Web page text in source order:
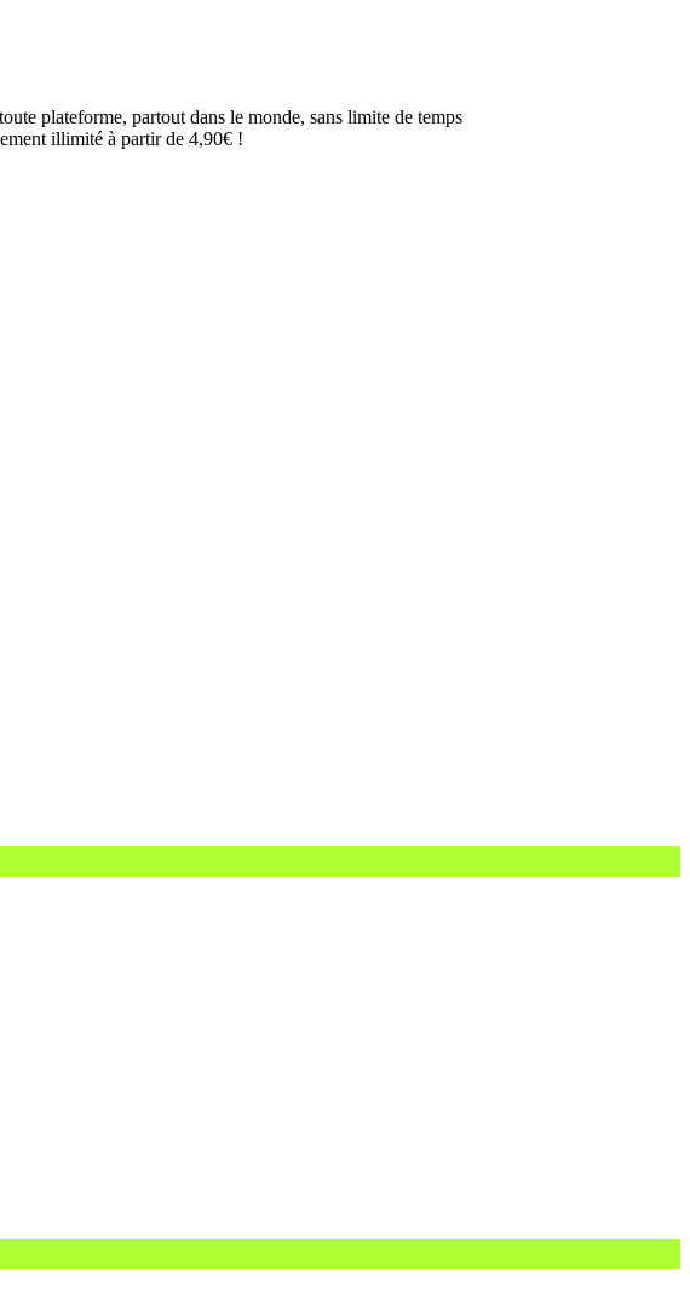
plateforme, partout dans le monde, sans limite de temps
illimité à partir de 4,90€ !